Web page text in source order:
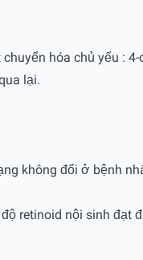
hóa chủ yếu :
lại.
không đổi ở bệnh
retinoid nội sinh